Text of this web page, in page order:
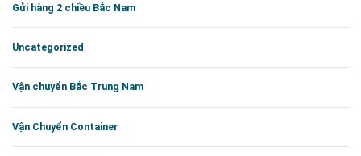
Gửi hàng 2 chiều Bắc Nam
Uncategorized
Vận chuyển Bắc Trung Nam
Vận Chuyển Container